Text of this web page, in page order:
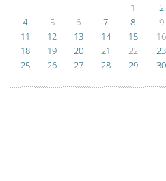
1
2
4
5 6 7 8 9
11
12 13 14 15 16
18
19 20 21 22 23
25
26 27 28 29 30